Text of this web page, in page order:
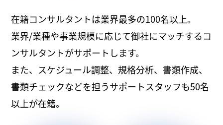
在籍コンサルタントは業界最多の100名以上。
業界/業種や事業規模に応じて御社にマッチするコ
ンサルタントがサポートします。
また、スケジュール調整、規格分析、書類作成、
書類チェックなどを担うサポートスタッフも50名
以上が在籍。